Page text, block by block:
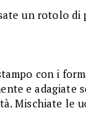
un rotolo di
con i
e adagiate
Mischiate le